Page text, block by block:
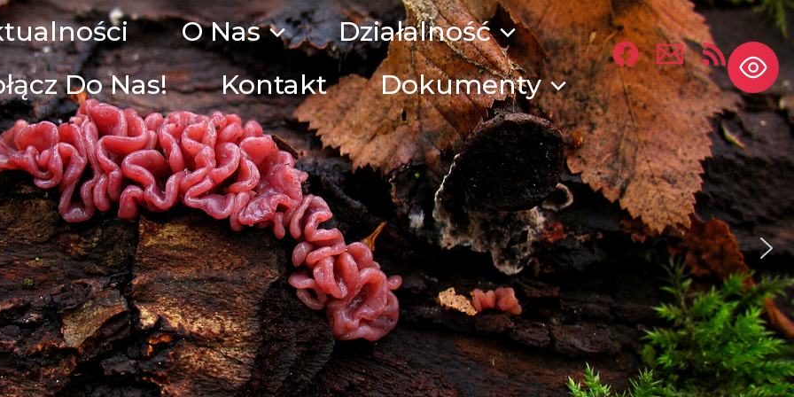
O Nas
Działalność
Do Nas!
Kontakt Dokumenty